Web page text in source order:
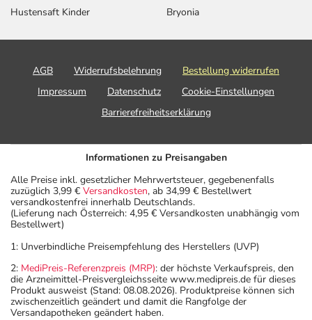
Hustensaft Kinder
Bryonia
AGB Widerrufsbelehrung
Bestellung widerrufen
Impressum
Datenschutz
Cookie-Einstellungen
Barrierefreiheitserklärung
Informationen zu Preisangaben
Alle Preise inkl. gesetzlicher Mehrwertsteuer, gegebenenfalls
zuzüglich 3,99 € Versandkosten, ab 34,99 € Bestellwert
versandkostenfrei innerhalb Deutschlands.
(Lieferung nach Österreich: 4,95 € Versandkosten unabhängig vom
Bestellwert)
1: Unverbindliche Preisempfehlung des Herstellers (UVP)
2: MediPreis-Referenzpreis (MRP): der höchste Verkaufspreis, den
die Arzneimittel-Preisvergleichsseite www.medipreis.de für dieses
Produkt ausweist (Stand: 08.08.2026). Produktpreise können sich
zwischenzeitlich geändert und damit die Rangfolge der
Versandapotheken geändert haben.